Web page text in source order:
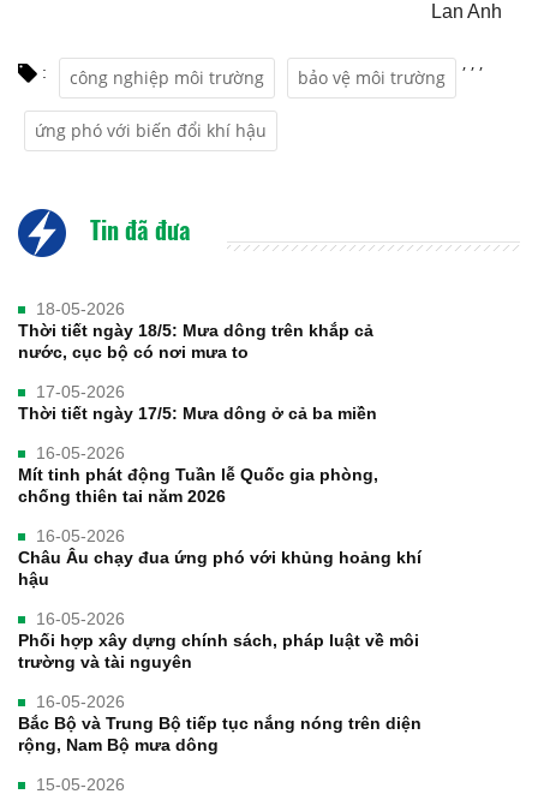
Lan Anh
: công nghiệp môi trường
,
bảo vệ môi trường
,
ứng phó với biến đổi khí hậu
,
Tin đã đưa
18-05-2026
Thời tiết ngày 18/5: Mưa dông trên khắp cả
nước, cục bộ có nơi mưa to
17-05-2026
Thời tiết ngày 17/5: Mưa dông ở cả ba miền
16-05-2026
Mít tinh phát động Tuần lễ Quốc gia phòng,
chống thiên tai năm 2026
16-05-2026
Châu Âu chạy đua ứng phó với khủng hoảng khí
hậu
16-05-2026
Phối hợp xây dựng chính sách, pháp luật về môi
trường và tài nguyên
16-05-2026
Bắc Bộ và Trung Bộ tiếp tục nắng nóng trên diện
rộng, Nam Bộ mưa dông
15-05-2026